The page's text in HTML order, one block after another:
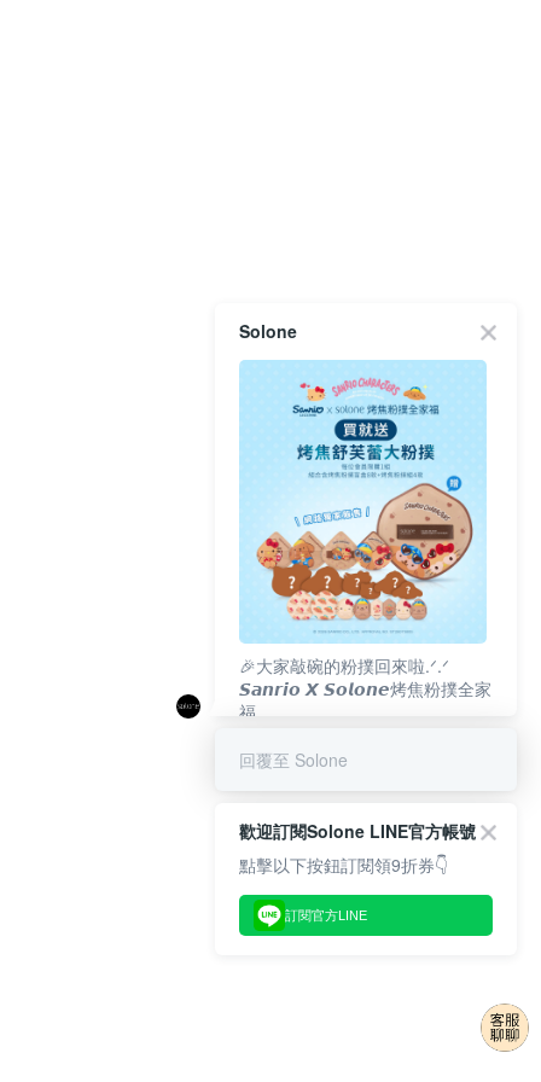
Solone
🎉大家敲碗的粉撲回來啦.ᐟ‪‪.ᐟ
𝙎𝙖𝙣𝙧𝙞𝙤 𝙓 𝙎𝙤𝙡𝙤𝙣𝙚烤焦粉撲全家
福
回覆至 Solone
歡迎訂閱Solone LINE官方帳號
點擊以下按鈕訂閱領9折券👇
訂閱官方LINE